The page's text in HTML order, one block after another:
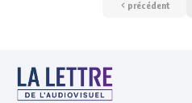
précédent